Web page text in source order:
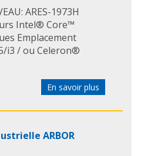
ARES-1973H
Intel® Core™
Emplacement
i3 / ou Celeron®
En savoir plus
ARBOR